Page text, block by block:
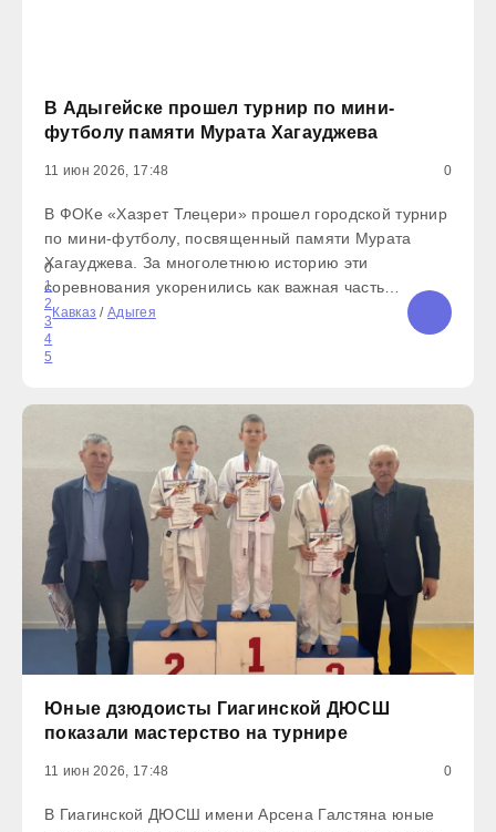
В Адыгейске прошел турнир по мини-
футболу памяти Мурата Хагауджева
11 июн 2026, 17:48 0
В ФОКе «Хазрет Тлецери» прошел городской турнир
по мини-футболу, посвященный памяти Мурата
Хагауджева. За многолетнюю историю эти
соревнования укоренились как важная часть
спортивной культуры муниципалитета и стали
доброй традицией. Мероприятие дано в честь
светлой памяти молодого человека, горячо
0
1
2
3
4
5
Кавказ /Адыгея
Юные дзюдоисты Гиагинской ДЮСШ
показали мастерство на турнире
11 июн 2026, 17:48 0
В Гиагинской ДЮСШ имени Арсена Галстяна юные